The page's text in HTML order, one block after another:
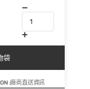
袋
:廠商直送資訊